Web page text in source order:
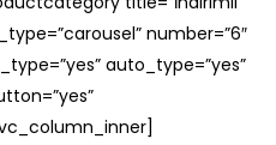
number=”6″
auto_type=”yes”